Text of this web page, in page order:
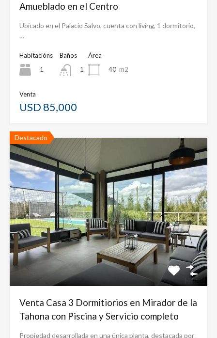
Amueblado en el Centro
Ubicado en el Palacio Salvo, cuenta con living, 1 dormitorio,
…
Habitacións
1
Baños
1
Área
40 m2
Venta
USD 85,000
Destacado
Venta Casa 3 Dormitiorios en Mirador de la
Tahona con Piscina y Servicio completo
Propiedad desarrollada en una única planta, destacada por